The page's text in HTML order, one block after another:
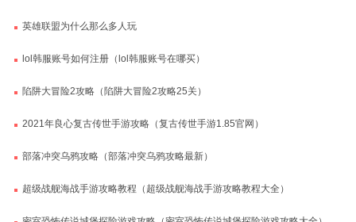
英雄联盟为什么那么多人玩
lol韩服账号如何注册（lol韩服账号在哪买）
陷阱大冒险2攻略（陷阱大冒险2攻略25关）
2021年良心复古传世手游攻略（复古传世手游1.85官网）
部落冲突乌鸦攻略（部落冲突乌鸦攻略最新）
超级战舰海战手游攻略教程（超级战舰海战手游攻略教程大全）